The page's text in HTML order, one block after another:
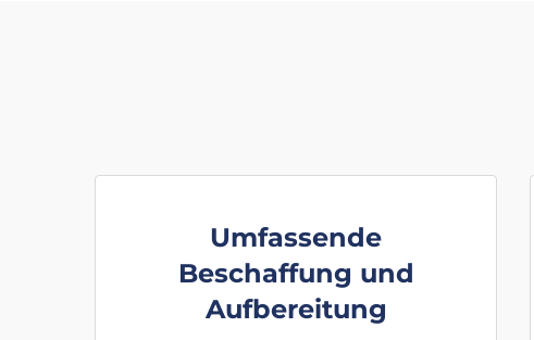
Umfassende
Beschaffung und
Aufbereitung